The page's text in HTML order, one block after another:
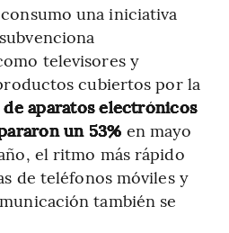
una iniciativa
televisores y
cubiertos por la
de aparatos electrónicos
un 53% en mayo
el ritmo más rápido
de teléfonos móviles y
también se